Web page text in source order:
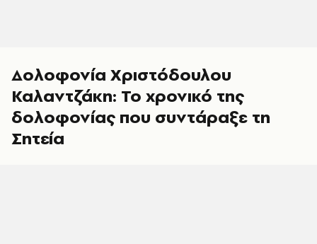
Δολοφονία Χριστόδουλου
Καλαντζάκη: Το χρονικό της
δολοφονίας που συντάραξε τη
Σητεία